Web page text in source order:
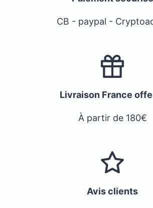
CB - paypal -
Livraison France
À partir de 180€
Avis clients